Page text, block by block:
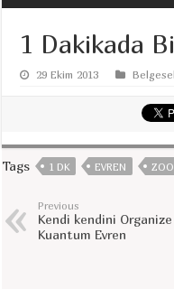
1 Dakikada
29 Ekim 2013 Belgesel
Tags 1 DK EVREN
Previous
Kendi kendini
Kuantum Evren